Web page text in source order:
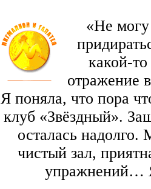
«Не могу
какой-
отражение
Я поняла, что пора
клуб «Звёздный».
осталась
чистый зал,
упражнений…